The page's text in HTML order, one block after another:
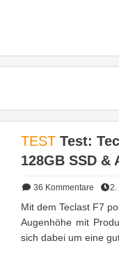
TEST Test:
128GB SSD &
36 Kommentare 2.
Mit dem Teclast F7
Augenhöhe mit
sich dabei um eine